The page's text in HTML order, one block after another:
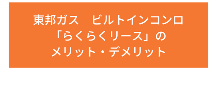
東邦ガス ビルトインコンロ
「らくらくリース」の
メリット・デメリット